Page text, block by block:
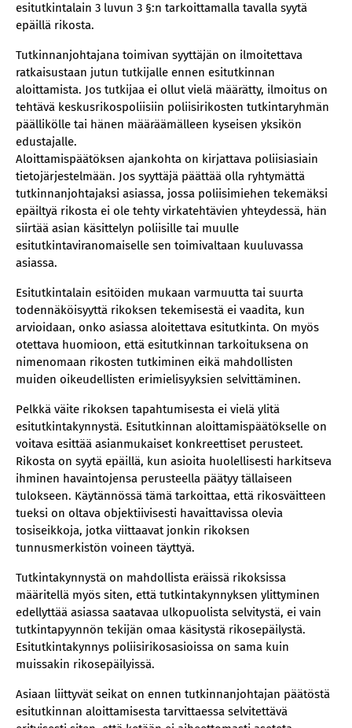
esitutkintalain 3 luvun 3 §:n tarkoittamalla tavalla syytä
epäillä rikosta.
Tutkinnanjohtajana toimivan syyttäjän on ilmoitettava
ratkaisustaan jutun tutkijalle ennen esitutkinnan
aloittamista. Jos tutkijaa ei ollut vielä määrätty, ilmoitus on
tehtävä keskusrikospoliisiin poliisirikosten tutkintaryhmän
päällikölle tai hänen määräämälleen kyseisen yksikön
edustajalle.
Aloittamispäätöksen ajankohta on kirjattava poliisiasiain
tietojärjestelmään. Jos syyttäjä päättää olla ryhtymättä
tutkinnanjohtajaksi asiassa, jossa poliisimiehen tekemäksi
epäiltyä rikosta ei ole tehty virkatehtävien yhteydessä, hän
siirtää asian käsittelyn poliisille tai muulle
esitutkintaviranomaiselle sen toimivaltaan kuuluvassa
asiassa.
Esitutkintalain esitöiden mukaan varmuutta tai suurta
todennäköisyyttä rikoksen tekemisestä ei vaadita, kun
arvioidaan, onko asiassa aloitettava esitutkinta. On myös
otettava huomioon, että esitutkinnan tarkoituksena on
nimenomaan rikosten tutkiminen eikä mahdollisten
muiden oikeudellisten erimielisyyksien selvittäminen.
Pelkkä väite rikoksen tapahtumisesta ei vielä ylitä
esitutkintakynnystä. Esitutkinnan aloittamispäätökselle on
voitava esittää asianmukaiset konkreettiset perusteet.
Rikosta on syytä epäillä, kun asioita huolellisesti harkitseva
ihminen havaintojensa perusteella päätyy tällaiseen
tulokseen. Käytännössä tämä tarkoittaa, että rikosväitteen
tueksi on oltava objektiivisesti havaittavissa olevia
tosiseikkoja, jotka viittaavat jonkin rikoksen
tunnusmerkistön voineen täyttyä.
Tutkintakynnystä on mahdollista eräissä rikoksissa
määritellä myös siten, että tutkintakynnyksen ylittyminen
edellyttää asiassa saatavaa ulkopuolista selvitystä, ei vain
tutkintapyynnön tekijän omaa käsitystä rikosepäilystä.
Esitutkintakynnys poliisirikosasioissa on sama kuin
muissakin rikosepäilyissä.
Asiaan liittyvät seikat on ennen tutkinnanjohtajan päätöstä
esitutkinnan aloittamisesta tarvittaessa selvitettävä